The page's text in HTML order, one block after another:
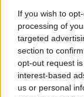
If you wish to
processing of
targeted
section to
opt-out request
interest-based
us or personal